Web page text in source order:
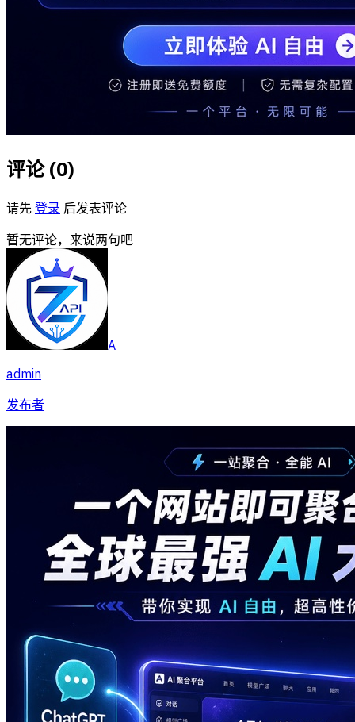
评论 (0)
请先 登录 后发表评论
暂无评论，来说两句吧
A
admin
发布者